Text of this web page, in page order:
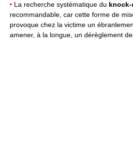
• La recherche systématique du
recommandable, car cette forme de
provoque chez la victime un
amener, à la longue, un dérèglement